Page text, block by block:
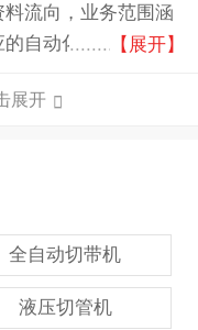
流向，业务范围涵
自动化及软件解决
销售业务并提供技
【展开】
展开
全自动切带机
液压切管机